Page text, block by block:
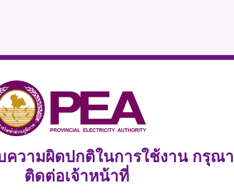
ความผิดปกติในการใช้งาน กรุณา
ติดต่อเจ้าหน้าที่